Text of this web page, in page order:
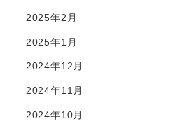
2025年2月
2025年1月
2024年12月
2024年11月
2024年10月